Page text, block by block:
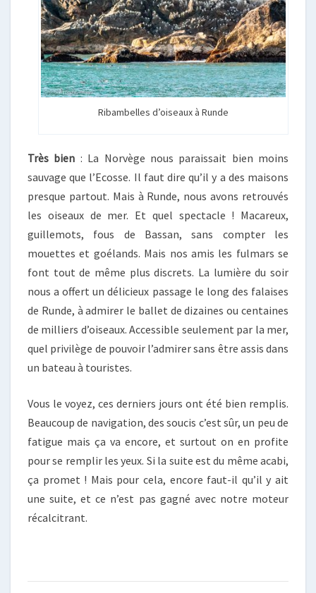
Ribambelles d’oiseaux à Runde
Très bien : La Norvège nous paraissait bien moins
sauvage que l’Ecosse. Il faut dire qu’il y a des maisons
presque partout. Mais à Runde, nous avons retrouvés
les oiseaux de mer. Et quel spectacle ! Macareux,
guillemots, fous de Bassan, sans compter les
mouettes et goélands. Mais nos amis les fulmars se
font tout de même plus discrets. La lumière du soir
nous a offert un délicieux passage le long des falaises
de Runde, à admirer le ballet de dizaines ou centaines
de milliers d’oiseaux. Accessible seulement par la mer,
quel privilège de pouvoir l’admirer sans être assis dans
un bateau à touristes.
Vous le voyez, ces derniers jours ont été bien remplis.
Beaucoup de navigation, des soucis c’est sûr, un peu de
fatigue mais ça va encore, et surtout on en profite
pour se remplir les yeux. Si la suite est du même acabi,
ça promet ! Mais pour cela, encore faut-il qu’il y ait
une suite, et ce n’est pas gagné avec notre moteur
récalcitrant.